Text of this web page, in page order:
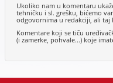
Ukoliko nam u komentaru
tehničku i sl. grešku, bićemo
odgovornima u redakciji, ali taj
Komentare koji se tiču
(i zamerke, pohvale...) koje